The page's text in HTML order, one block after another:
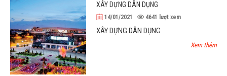
XÂY DỰNG DÂN DỤNG
14/01/2021 4641 lượt xem
XÂY DỰNG DÂN DỤNG
Xem thêm